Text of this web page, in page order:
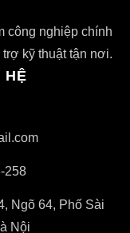
công nghiệp chính
kỹ thuật tận nơi.
HỆ
258
Ngõ 64, Phố Sài
Nội